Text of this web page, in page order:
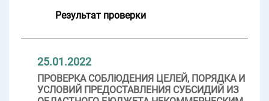
Результат проверки
25.01.2022
ПРОВЕРКА СОБЛЮДЕНИЯ ЦЕЛЕЙ, ПОРЯДКА И
УСЛОВИЙ ПРЕДОСТАВЛЕНИЯ СУБСИДИЙ ИЗ